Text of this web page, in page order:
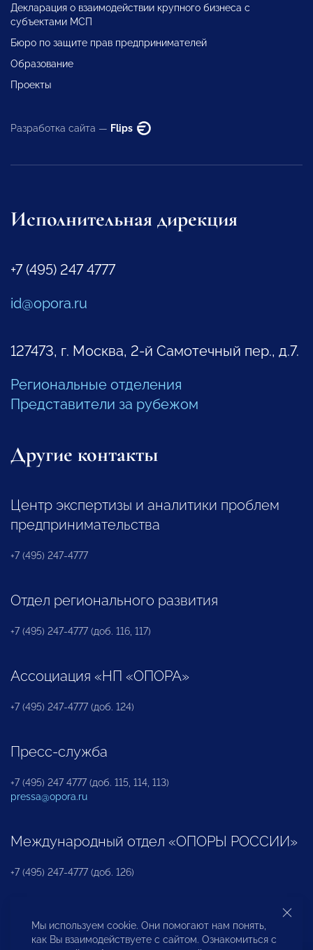
Декларация о взаимодействии крупного бизнеса с
субъектами МСП
Бюро по защите прав предпринимателей
Образование
Проекты
Разработка сайта — Flips
Исполнительная дирекция
+7 (495) 247 4777
id@opora.ru
127473, г. Москва, 2-й Самотечный пер., д.7.
Региональные отделения
Представители за рубежом
Другие контакты
Центр экспертизы и аналитики проблем
предпринимательства
+7 (495) 247-4777
Отдел регионального развития
+7 (495) 247-4777 (доб. 116, 117)
Ассоциация «НП «ОПОРА»
+7 (495) 247-4777 (доб. 124)
Пресс-служба
+7 (495) 247 4777 (доб. 115, 114, 113)
pressa@opora.ru
Международный отдел «ОПОРЫ РОССИИ»
+7 (495) 247-4777 (доб. 126)
Бюро по защите прав предпринимателей и
инвесторов
Мы используем cookie. Они помогают нам понять,
как Вы взаимодействуете с сайтом. Ознакомиться с